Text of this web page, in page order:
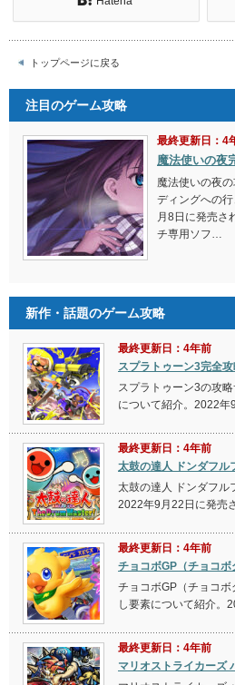
トップページに戻る
注目のゲーム攻略
最終更新日：4
魔法使いの夜
魔法使いの夜
ディングへの
月8日に発売さ
チ専用ソフ…
新作・話題のゲーム攻略
最終更新日：4年前
スプラトゥーン3完全
スプラトゥーン3の攻
について紹介。2022
最終更新日：4年前
太鼓の達人 ドンダフル
太鼓の達人 ドンダフル
2022年9月22日に発売
最終更新日：4年前
チョコボGP（チョコ
チョコボGP（チョコ
し要素について紹介。
最終更新日：4年前
マリオストライカーズ